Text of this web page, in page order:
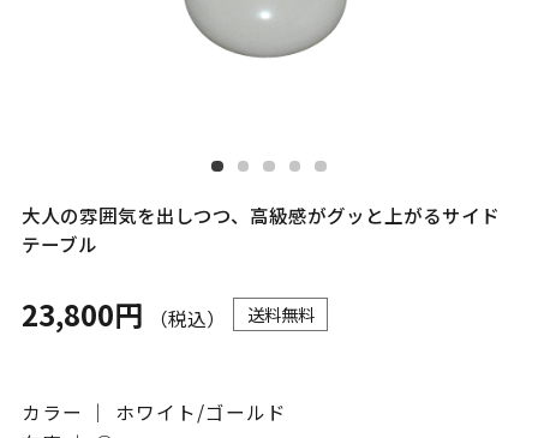
大人の雰囲気を出しつつ、高級感がグッと上がるサイド
テーブル
23,800円 （税込） 送料無料
カラー ｜ ホワイト/ゴールド